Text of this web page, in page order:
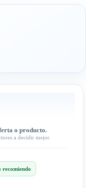
o producto.
a decidir mejor.
recomiendo